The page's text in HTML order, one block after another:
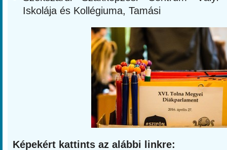
Iskolája és Kollégiuma, Tamási
Képekért kattints az alábbi linkre: